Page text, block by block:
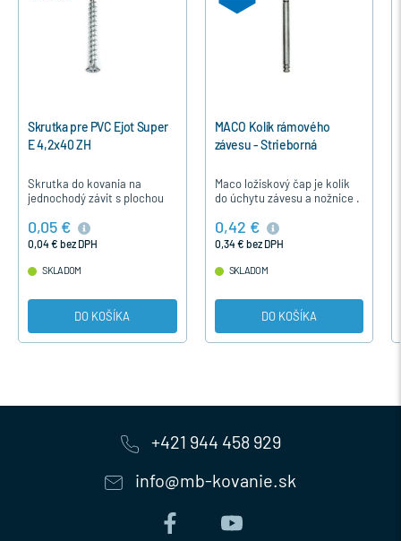
PVC Ejot Super
na
závit s plochou
a zámkov
okien a dverí.
MACO Kolík rámového
závesu - Strieborná
Maco ložiskový čap je kolík
do úchytu závesu a nožnice .
MACO Uholník
MACO biely /
otváravého
+421 944 458 929
info@mb-kovanie.sk